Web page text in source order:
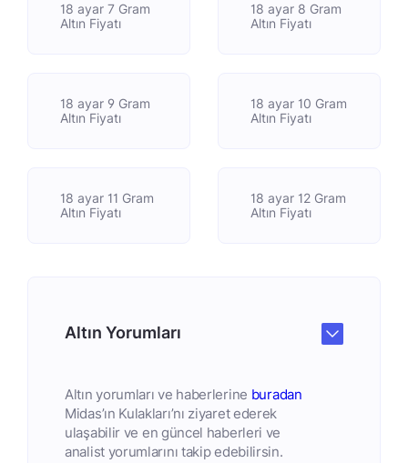
18 ayar 7 Gram
Altın Fiyatı
18 ayar 8 Gram
Altın Fiyatı
18 ayar 9 Gram
Altın Fiyatı
18 ayar 10 Gram
Altın Fiyatı
18 ayar 11 Gram
Altın Fiyatı
18 ayar 12 Gram
Altın Fiyatı
Altın Yorumları
Altın yorumları ve haberlerine buradan
Midas’ın Kulakları’nı ziyaret ederek
ulaşabilir ve en güncel haberleri ve
analist yorumlarını takip edebilirsin.